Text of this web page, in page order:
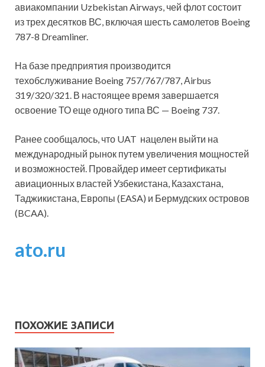
авиакомпании Uzbekistan Airways, чей флот состоит
из трех десятков ВС, включая шесть самолетов Boeing
787-8 Dreamliner.
На базе предприятия производится
техобслуживание Boeing 757/767/787, Аirbus
319/320/321. В настоящее время завершается
освоение ТО еще одного типа ВС — Boeing 737.
Ранее сообщалось, что UAT нацелен выйти на
международный рынок путем увеличения мощностей
и возможностей. Провайдер имеет сертификаты
авиационных властей Узбекистана, Казахстана,
Таджикистана, Европы (EASA) и Бермудских островов
(BCAA).
ato.ru
ПОХОЖИЕ ЗАПИСИ